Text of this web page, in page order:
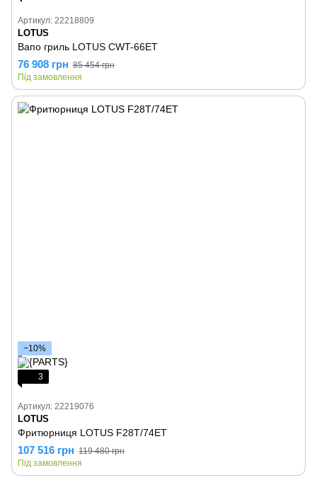
Артикул: 22218809
LOTUS
Вапо гриль LOTUS CWT-66ET
76 908 грн 85 454 грн
Під замовлення
−10%
3
Артикул: 22219076
LOTUS
Фритюрниця LOTUS F28T/74ET
107 516 грн 119 480 грн
Під замовлення